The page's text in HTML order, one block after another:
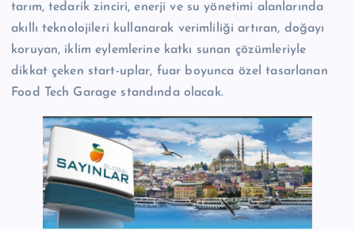
tarım, tedarik zinciri, enerji ve su yönetimi alanlarında
akıllı teknolojileri kullanarak verimliliği artıran, doğayı
koruyan, iklim eylemlerine katkı sunan çözümleriyle
dikkat çeken start-uplar, fuar boyunca özel tasarlanan
Food Tech Garage standında olacak.